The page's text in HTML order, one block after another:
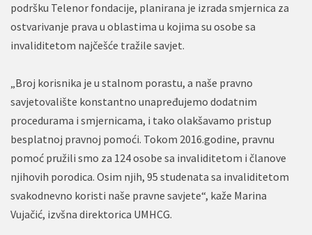
podršku Telenor fondacije, planirana je izrada smjernica za
ostvarivanje prava u oblastima u kojima su osobe sa
invaliditetom najčešće tražile savjet.
„Broj korisnika je u stalnom porastu, a naše pravno
savjetovalište konstantno unapređujemo dodatnim
procedurama i smjernicama, i tako olakšavamo pristup
besplatnoj pravnoj pomoći. Tokom 2016.godine, pravnu
pomoć pružili smo za 124 osobe sa invaliditetom i članove
njihovih porodica. Osim njih, 95 studenata sa invaliditetom
svakodnevno koristi naše pravne savjete“, kaže Marina
Vujačić, izvšna direktorica UMHCG.